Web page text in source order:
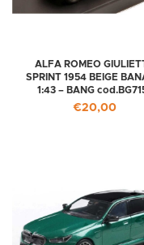
ALFA ROMEO
SPRINT 1954 BEIGE
1:43 – BANG
€20,00